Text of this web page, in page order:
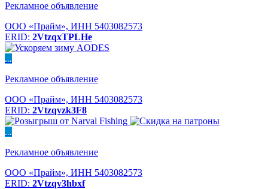
Рекламное объявление
ООО «Прайм», ИНН 5403082573
ERID: 2VtzqxTPLHe
...
Рекламное объявление
ООО «Прайм», ИНН 5403082573
ERID: 2Vtzqvzk3F8
...
Рекламное объявление
ООО «Прайм», ИНН 5403082573
ERID: 2Vtzqv3hbxf